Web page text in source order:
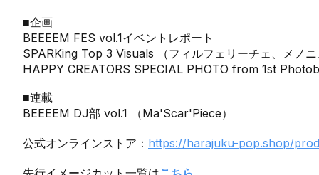
■企画
BEEEEM FES vol.1イベントレポート
SPARKing Top 3 Visuals （フィルフェリーチェ、メノ
HAPPY CREATORS SPECIAL PHOTO from 1st
■連載
BEEEEM DJ部 vol.1 （Ma'Scar'Piece）
公式オンラインストア： https://harajuku-pop.shop/